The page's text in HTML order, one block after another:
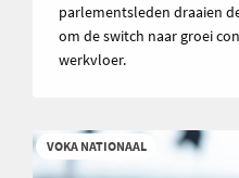
parlementsleden draaien
om de switch naar groei
werkvloer.
VOKA NATIONAAL